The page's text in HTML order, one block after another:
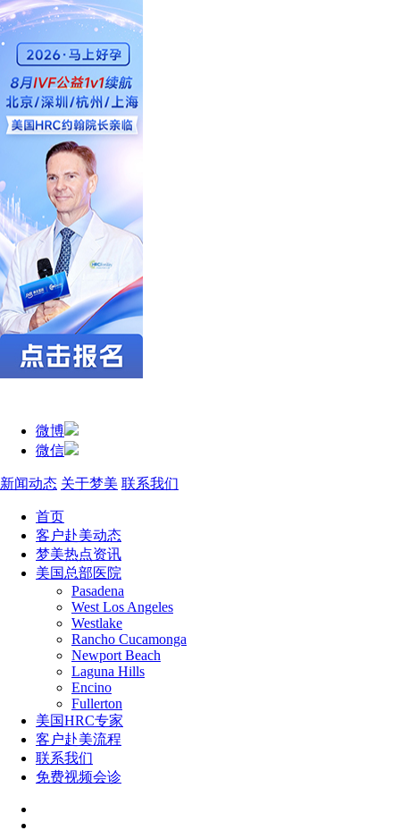
微博
微信
新闻动态 关于梦美 联系我们
首页
客户赴美动态
梦美热点资讯
美国总部医院
Pasadena
West Los Angeles
Westlake
Rancho Cucamonga
Newport Beach
Laguna Hills
Encino
Fullerton
美国HRC专家
客户赴美流程
联系我们
免费视频会诊